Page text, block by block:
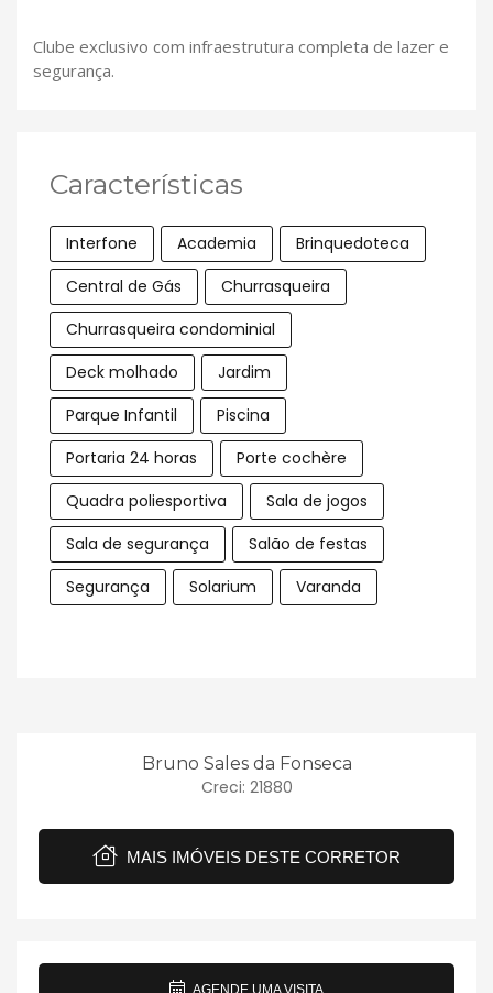
Clube exclusivo com infraestrutura completa de lazer e
segurança.
Características
Interfone Academia
Brinquedoteca
Central de Gás
Churrasqueira
Churrasqueira condominial
Deck molhado
Jardim
Parque Infantil
Piscina
Portaria 24 horas
Porte cochère
Quadra poliesportiva
Sala de jogos
Sala de segurança
Salão de festas
Segurança
Solarium Varanda
Bruno Sales da Fonseca
Creci: 21880
MAIS IMÓVEIS DESTE CORRETOR
AGENDE UMA VISITA